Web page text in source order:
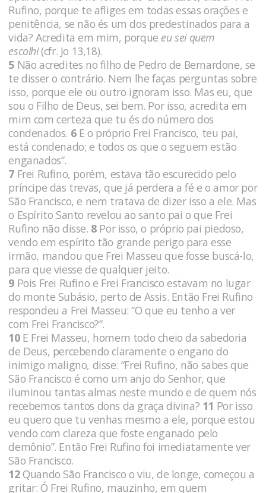
Rufino, porque te afliges em todas essas orações e
penitência, se não és um dos predestinados para a
vida? Acredita em mim, porque eu sei quem
escolhi(cfr. Jo 13,18).
5 Não acredites no filho de Pedro de Bernardone, se
te disser o contrário. Nem lhe faças perguntas sobre
isso, porque ele ou outro ignoram isso. Mas eu, que
sou o Filho de Deus, sei bem. Por isso, acredita em
mim com certeza que tu és do número dos
condenados. 6E o próprio Frei Francisco, teu pai,
está condenado; e todos os que o seguem estão
enganados”.
7 Frei Rufino, porém, estava tão escurecido pelo
príncipe das trevas, que já perdera a fé e o amor por
São Francisco, e nem tratava de dizer isso a ele. Mas
o Espírito Santo revelou ao santo pai o que Frei
Rufino não disse. 8Por isso, o próprio pai piedoso,
vendo em espírito tão grande perigo para esse
irmão, mandou que Frei Masseu que fosse buscá-lo,
para que viesse de qualquer jeito.
9 Pois Frei Rufino e Frei Francisco estavam no lugar
do monte Subásio, perto de Assis. Então Frei Rufino
respondeu a Frei Masseu: “O que eu tenho a ver
com Frei Francisco?”.
10E Frei Masseu, homem todo cheio da sabedoria
de Deus, percebendo claramente o engano do
inimigo maligno, disse: “Frei Rufino, não sabes que
São Francisco é como um anjo do Senhor, que
iluminou tantas almas neste mundo e de quem nós
recebemos tantos dons da graça divina? 11 Por isso
eu quero que tu venhas mesmo a ele, porque estou
vendo com clareza que foste enganado pelo
demônio”. Então Frei Rufino foi imediatamente ver
São Francisco.
12Quando São Francisco o viu, de longe, começou a
gritar: Ó Frei Rufino, mauzinho, em quem